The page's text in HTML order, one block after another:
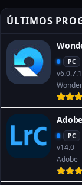
ÚLTIMOS
PC
PC
v14.0
Adobe